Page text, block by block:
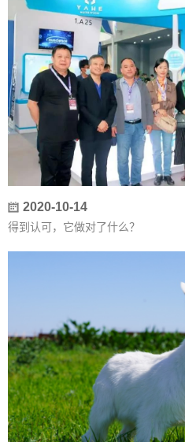
2020-10-14
得到认可，它做对了什么？